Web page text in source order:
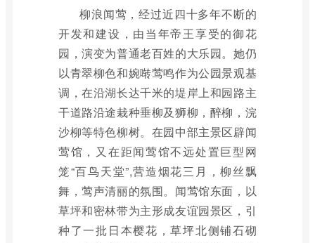
柳浪闻莺，经过近四十多年不断的
开发和建设，由当年帝王享受的御花
园，演变为普通老百姓的大乐园。她仍
以青翠柳色和婉啭莺鸣作为公园景观基
调，在沿湖长达千米的堤岸上和园路主
干道路沿途栽种垂柳及狮柳，醉柳，浣
沙柳等特色柳树。在园中部主景区辟闻
莺馆，又在距闻莺馆不远处置巨型网
笼“百鸟天堂”,营造烟花三月，柳丝飘
舞，莺声清丽的氛围。闻莺馆东面，以
草坪和密林带为主形成友谊园景区，引
种了一批日本樱花，草坪北侧铺石砌